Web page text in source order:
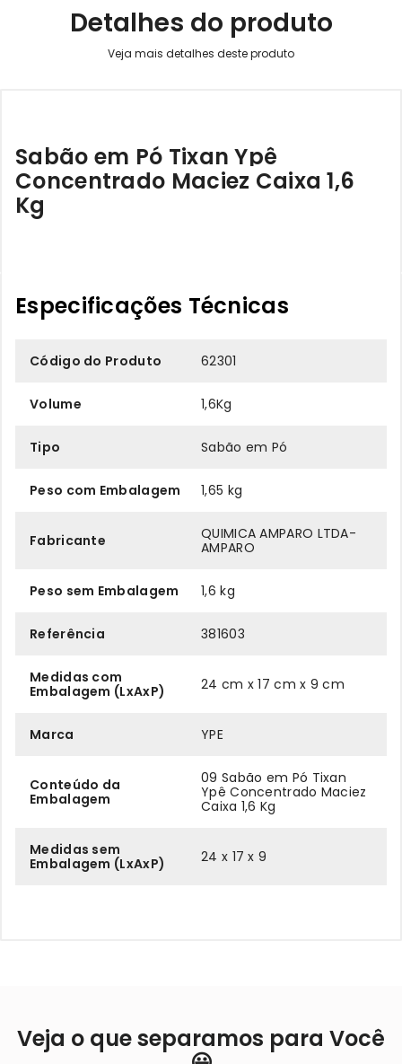
Detalhes do produto
Sabão em Pó Tixan Ypê
Concentrado Maciez Caixa 1,6
Kg
Especificações Técnicas
Código do Produto 62301
Volume 1,6Kg
Tipo Sabão em Pó
Peso com Embalagem 1,65 kg
Fabricante
QUIMICA AMPARO LTDA-
AMPARO
Peso sem Embalagem 1,6 kg
Referência 381603
Medidas com
Embalagem (LxAxP)
24 cm x 17 cm x 9 cm
Marca YPE
Conteúdo da
Embalagem
09 Sabão em Pó Tixan
Ypê Concentrado Maciez
Caixa 1,6 Kg
Medidas sem
Embalagem (LxAxP)
24 x 17 x 9
Veja o que separamos para Você